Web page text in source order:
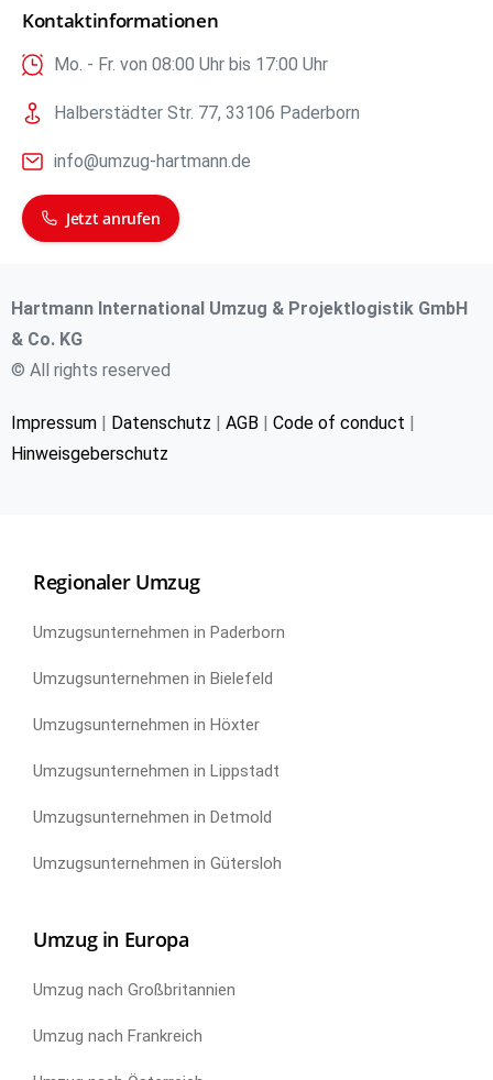
Kontaktinformationen
Mo. - Fr. von 08:00 Uhr bis 17:00 Uhr
Halberstädter Str. 77, 33106 Paderborn
info@umzug-hartmann.de
Jetzt anrufen
Hartmann International Umzug & Projektlogistik GmbH
& Co. KG
© All rights reserved
Impressum | Datenschutz | AGB | Code of conduct |
Hinweisgeberschutz
Regionaler Umzug
Umzugsunternehmen in Paderborn
Umzugsunternehmen in Bielefeld
Umzugsunternehmen in Höxter
Umzugsunternehmen in Lippstadt
Umzugsunternehmen in Detmold
Umzugsunternehmen in Gütersloh
Umzug in Europa
Umzug nach Großbritannien
Umzug nach Frankreich